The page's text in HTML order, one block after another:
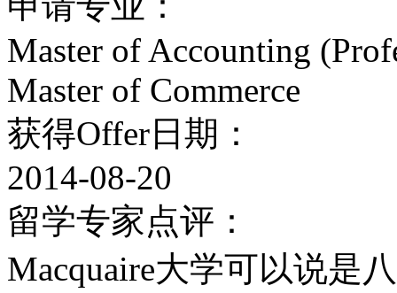
2011年3月，英国《金
商学院排行榜。麦考瑞
第5名。
麦考瑞大学自我定位为
新的澳大利亚大学。自
以其出色的学术成就及
Master of Accounting
Master of Commerce
获得Offer日期：
2014-08-20
留学专家点评：
Macquaire大学可以说是